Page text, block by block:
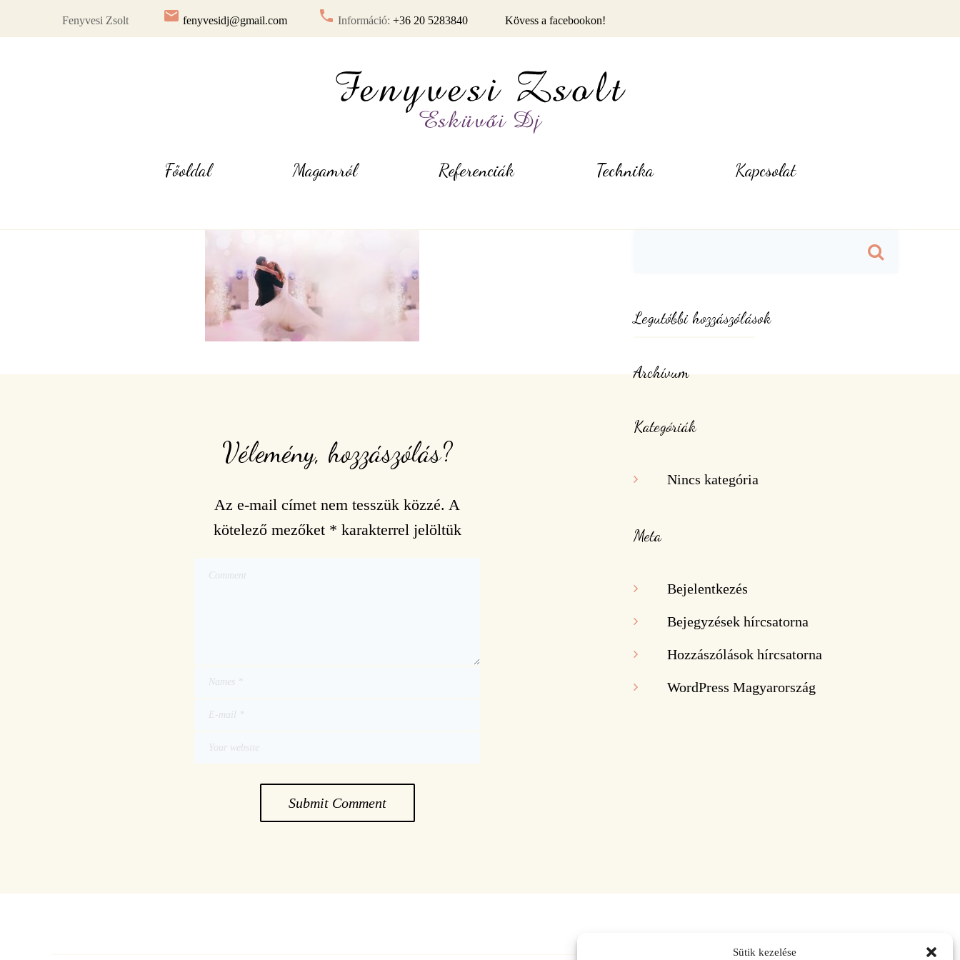
Sütik kezelése
to
Fenyvesi Zsolt email fenyvesidj@gmail.com call Információ: +36 20 5283840 Kövess a facebookon!
Főoldal Magamról Referenciák Technika Kapcsolat
fenyvesizsolt_kezdokepek2_v2
Vélemény, hozzászólás?
Az e-mail címet nem tesszük közzé. A
kötelező mezőket * karakterrel jelöltük
Legutóbbi hozzászólások
Archívum
Kategóriák
Nincs kategória
Meta
Bejelentkezés
Bejegyzések hírcsatorna
Hozzászólások hírcsatorna
WordPress Magyarország